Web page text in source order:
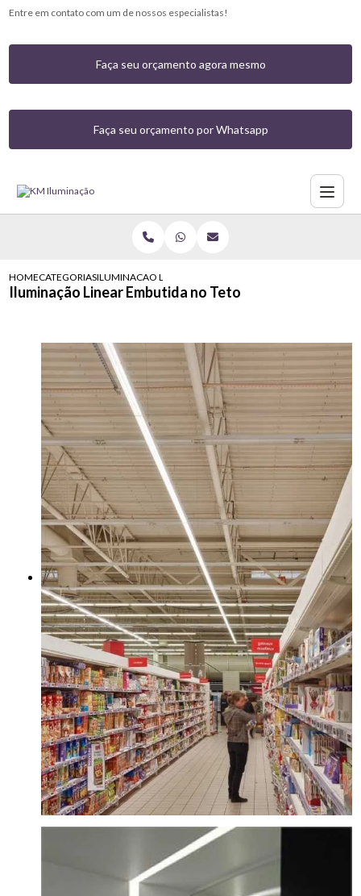
Entre em contato com um de nossos especialistas!
Faça seu orçamento agora mesmo
Faça seu orçamento por Whatsapp
HOMECATEGORIASILUMINACAO LINEAR EMBUTIDA NO TETO
Iluminação Linear Embutida no Teto